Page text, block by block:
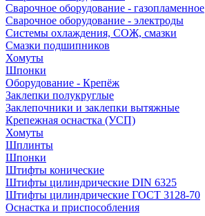
Сварочное оборудование - газопламенное
Сварочное оборудование - электроды
Системы охлаждения, СОЖ, смазки
Смазки подшипников
Хомуты
Шпонки
Оборудование - Крепёж
Заклепки полукруглые
Заклепочники и заклепки вытяжные
Крепежная оснастка (УСП)
Хомуты
Шплинты
Шпонки
Штифты конические
Штифты цилиндрические DIN 6325
Штифты цилиндрические ГОСТ 3128-70
Оснастка и приспособления